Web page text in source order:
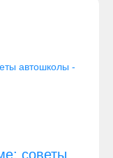
советы